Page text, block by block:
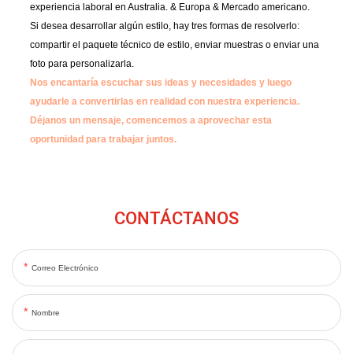
experiencia laboral en Australia. & Europa & Mercado americano.
Si desea desarrollar algún estilo, hay tres formas de resolverlo:
compartir el paquete técnico de estilo, enviar muestras o enviar una
foto para personalizarla.
Nos encantaría escuchar sus ideas y necesidades y luego
ayudarle a convertirlas en realidad con nuestra experiencia.
Déjanos un mensaje, comencemos a aprovechar esta
oportunidad para trabajar juntos.
CONTÁCTANOS
Correo Electrónico
Nombre